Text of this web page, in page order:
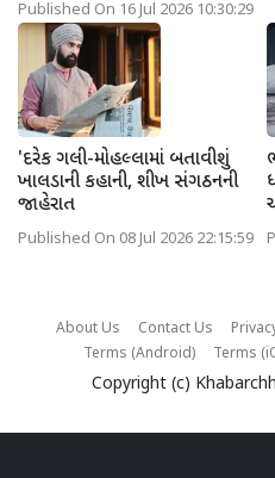
Published On 16 Jul 2026 10:30:29
'દરેક ગલી-મોહલ્લામાં બતાવીશું
ખાલડાની કહાની, શીખ સંગઠનની
જાહેરાત
Published On 08 Jul 2026 22:15:59
About Us Contact Us
Terms (Android)
Terms
Copyright (c)